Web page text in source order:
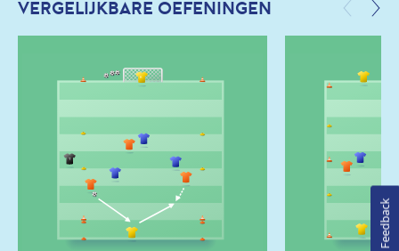
VERGELIJKBARE OEFENINGEN
Feedback